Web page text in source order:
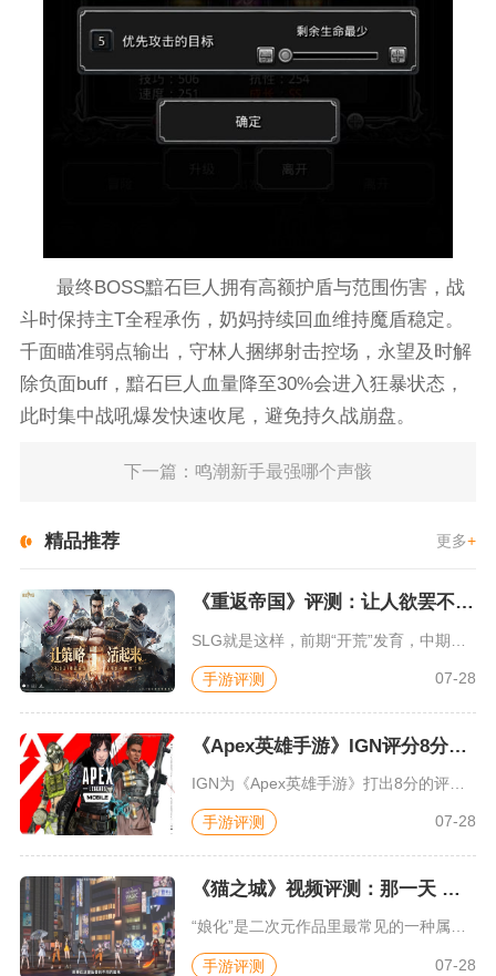
最终BOSS黯石巨人拥有高额护盾与范围伤害，战
斗时保持主T全程承伤，奶妈持续回血维持魔盾稳定。
千面瞄准弱点输出，守林人捆绑射击控场，永望及时解
除负面buff，黯石巨人血量降至30%会进入狂暴状态，
此时集中战吼爆发快速收尾，避免持久战崩盘。
下一篇：鸣潮新手最强哪个声骸
精品推荐 更多+
《重返帝国》评测：让人欲罢不能的新一代策略游戏
手游评测 07-28
《Apex英雄手游》IGN评分8分：对游戏未来抱有期待
IGN为《Apex英雄手游》打出8分的评价，测评者认为，《A...
手游评测 07-28
《猫之城》视频评测：那一天 我家的猫变成了猫娘
“娘化”是二次元作品里最常见的一种属性，这种属性不分物种、不...
手游评测 07-28